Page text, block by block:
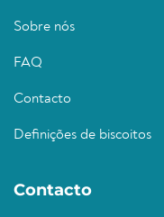
Sobre nós
FAQ
Contacto
Definições de biscoitos
Contacto